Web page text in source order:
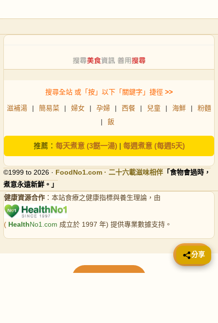
搜尋全站 或「按」以下「關鍵字」捷徑 >>
滋補湯 | 簡易菜 | 婦女 | 孕婦 | 西餐 | 兒童 | 海鮮 |
粉麵
|
飯
推薦： 每天煮意 (3餸一湯)| 每週煮意 (每週5天)
©1999 to 2026 · FoodNo1.com · 二十六載滋味相伴 「食物會過時，
煮意永遠新鮮。」
健康資源合作 ：本站食療之健康指標與養生理論，由
( HealthNo1.com 成立於 1997 年) 提供專業數據支持。
📤 分享
分享